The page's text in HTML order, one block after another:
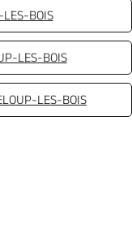
BOIS
LES-BOIS
LES-BOIS